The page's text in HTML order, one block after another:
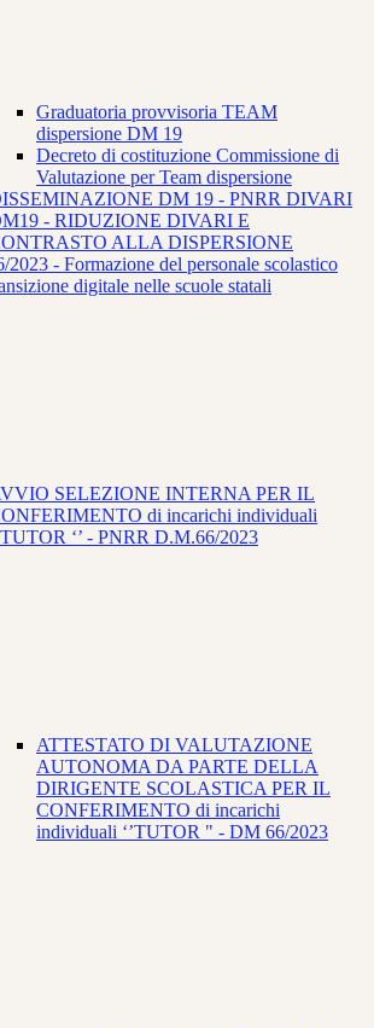
Graduatoria provvisoria TEAM
dispersione DM 19
Decreto di costituzione Commissione di
Valutazione per Team dispersione
DM 19 - PNRR DIVARI
- RIDUZIONE DIVARI E
ALLA DISPERSIONE
2023 - Formazione del personale scolastico
digitale nelle scuole statali
SELEZIONE INTERNA PER IL
di incarichi individuali
‘’ - PNRR D.M.66/2023
ATTESTATO DI VALUTAZIONE
AUTONOMA DA PARTE DELLA
DIRIGENTE SCOLASTICA PER IL
CONFERIMENTO di incarichi
individuali ‘’TUTOR " - DM 66/2023